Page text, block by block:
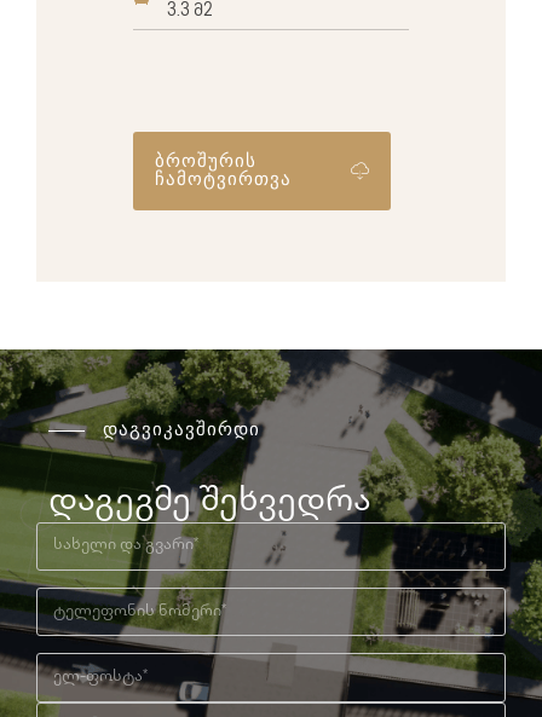
3.3 მ2
ბროშურის
ჩამოტვირთვა
დაგვიკავშირდი
დაგეგმე შეხვედრა